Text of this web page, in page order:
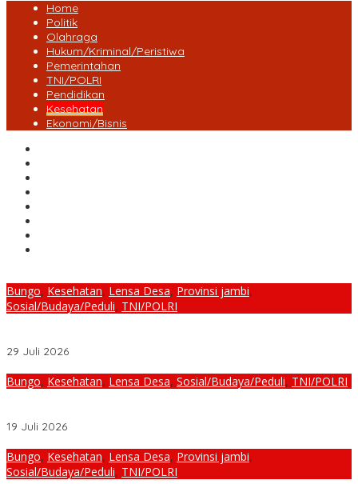
Home
Politik
Olahraga
Hukum/Kriminal/Peristiwa
Pemerintahan
TNI/POLRI
Pendidikan
Kesehatan
Ekonomi/Bisnis
Bungo, Kesehatan, Lensa Desa, Provinsi jambi,
Sosial/Budaya/Peduli, TNI/POLRI
29 Juli 2026
Bungo, Kesehatan, Lensa Desa, Sosial/Budaya/Peduli, TNI/POLRI
19 Juli 2026
Bungo, Kesehatan, Lensa Desa, Provinsi jambi,
Sosial/Budaya/Peduli, TNI/POLRI